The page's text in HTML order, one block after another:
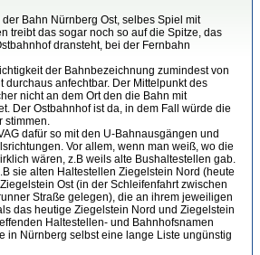
Bahn Nürnberg Ost, selbes Spiel mit
treibt das sogar noch so auf die Spitze, das
dransteht, bei der Fernbahn
der Bahnbezeichnung zumindest von
durchaus anfechtbar. Der Mittelpunkt des
nicht an dem Ort den die Bahn mit
Der Ostbahnhof ist da, in dem Fall würde die
stimmen.
dafür so mit den U-Bahnausgängen und
Vor allem, wenn man weiß, wo die
wären, z.B weils alte Bushaltestellen gab.
sie alten Haltestellen Ziegelstein Nord (heute
Ost (in der Schleifenfahrt zwischen
Straße gelegen), die an ihrem jeweiligen
das heutige Ziegelstein Nord und Ziegelstein
Haltestellen- und Bahnhofsnamen
in Nürnberg selbst eine lange Liste ungünstig